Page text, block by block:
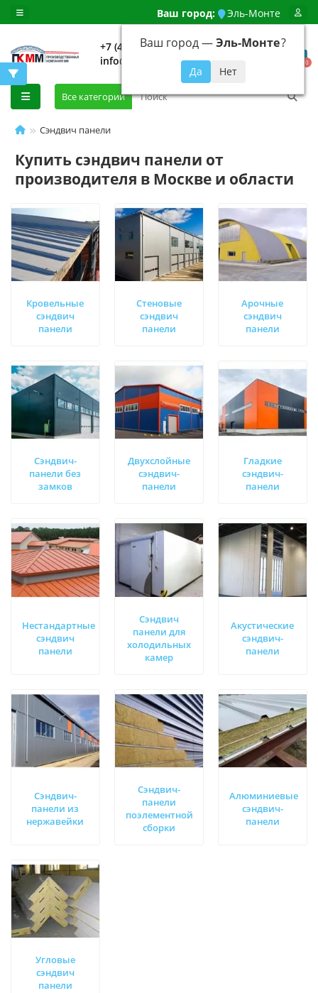
Ваш город: Эль-Монте
Ваш город —Эль-Монте?
+7 (499) 648-92-94
info@evroshtaketnikmoskva.ru
0
Все категории
Сэндвич панели
Купить сэндвич панели от
производителя в Москве и области
Кровельные
сэндвич
панели
Стеновые
сэндвич
панели
Арочные
сэндвич
панели
Сэндвич-
панели без
замков
Двухслойные
сэндвич-
панели
Гладкие
сэндвич-
панели
Нестандартные
сэндвич
панели
Сэндвич
панели для
холодильных
камер
Акустические
сэндвич-
панели
Сэндвич-
панели из
нержавейки
Сэндвич-
панели
поэлементной
сборки
Алюминиевые
сэндвич-
панели
Угловые
сэндвич
панели